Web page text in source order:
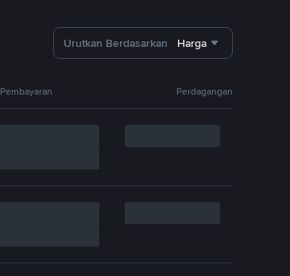
Urutkan Berdasarkan Harga
Pembayaran Perdagangan